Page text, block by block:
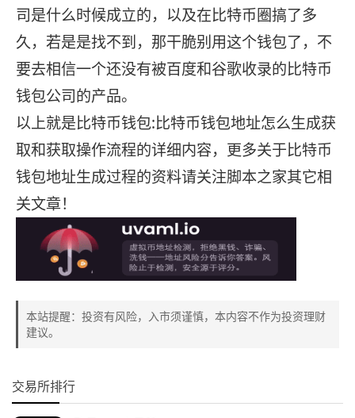
司是什么时候成立的，以及在比特币圈搞了多
久，若是是找不到，那干脆别用这个钱包了，不
要去相信一个还没有被百度和谷歌收录的比特币
钱包公司的产品。
以上就是比特币钱包:比特币钱包地址怎么生成获
取和获取操作流程的详细内容，更多关于比特币
钱包地址生成过程的资料请关注脚本之家其它相
关文章！
本站提醒：投资有风险，入市须谨慎，本内容不作为投资理财
建议。
交易所排行